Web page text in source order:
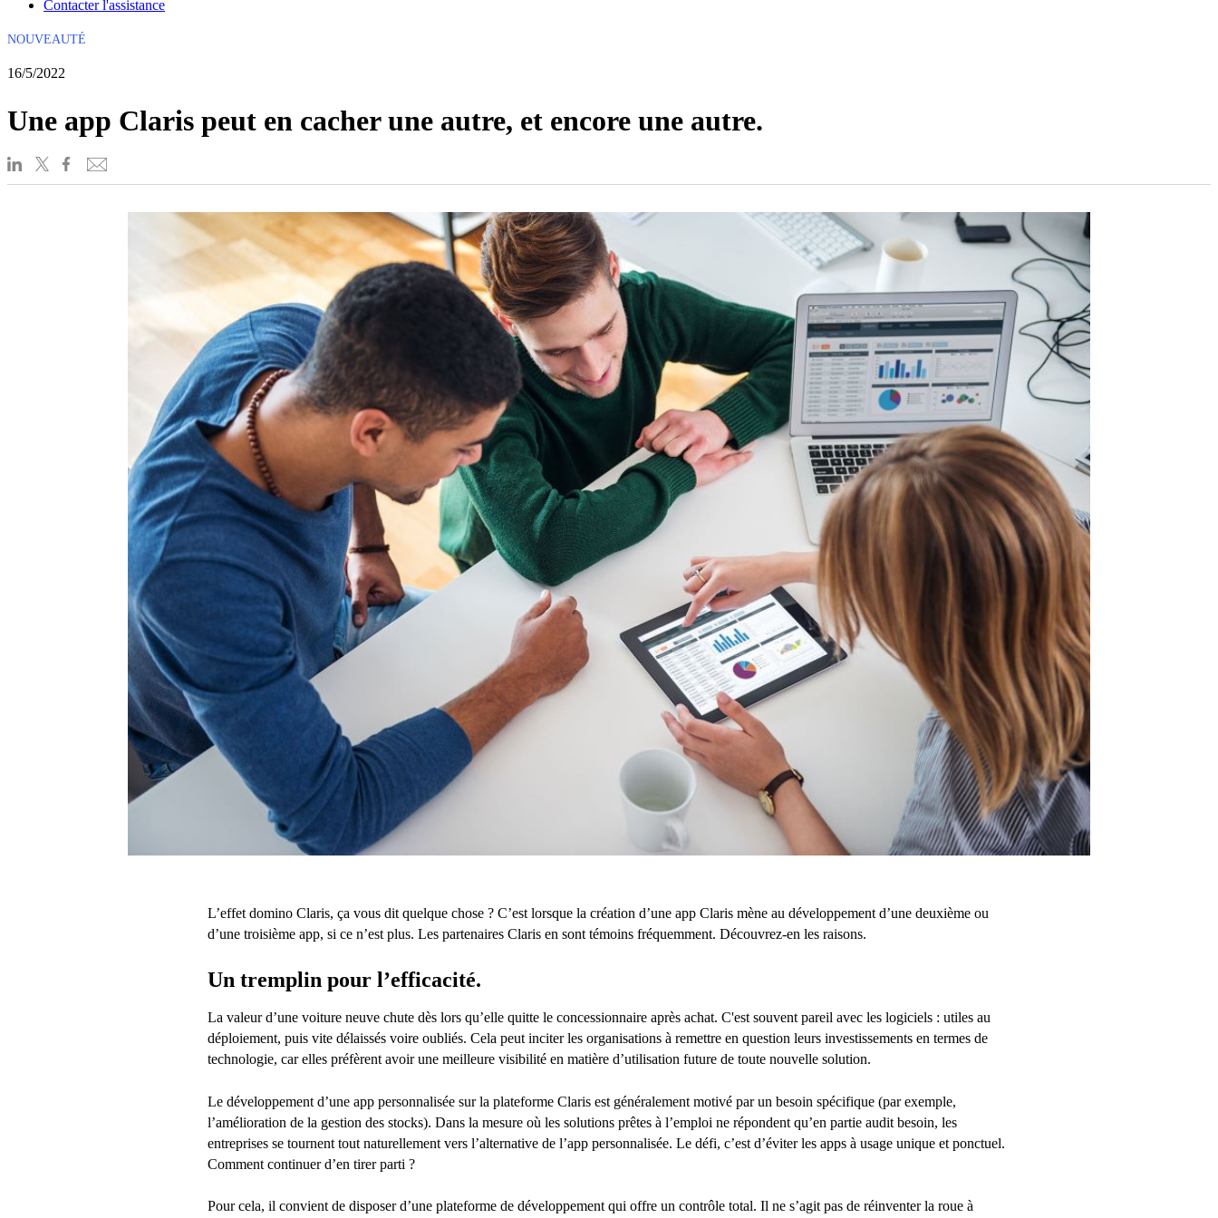
Contacter l'assistance
NOUVEAUTÉ
16/5/2022
Une app Claris peut en cacher une autre, et encore une autre.
L’effet domino Claris, ça vous dit quelque chose ? C’est lorsque la création d’une app Claris mène au développement d’une deuxième ou
d’une troisième app, si ce n’est plus. Les partenaires Claris en sont témoins fréquemment. Découvrez-en les raisons.
Un tremplin pour l’efficacité.
La valeur d’une voiture neuve chute dès lors qu’elle quitte le concessionnaire après achat. C'est souvent pareil avec les logiciels : utiles au
déploiement, puis vite délaissés voire oubliés. Cela peut inciter les organisations à remettre en question leurs investissements en termes de
technologie, car elles préfèrent avoir une meilleure visibilité en matière d’utilisation future de toute nouvelle solution.
Le développement d’une app personnalisée sur la plateforme Claris est généralement motivé par un besoin spécifique (par exemple,
l’amélioration de la gestion des stocks). Dans la mesure où les solutions prêtes à l’emploi ne répondent qu’en partie audit besoin, les
entreprises se tournent tout naturellement vers l’alternative de l’app personnalisée. Le défi, c’est d’éviter les apps à usage unique et ponctuel.
Comment continuer d’en tirer parti ?
Pour cela, il convient de disposer d’une plateforme de développement qui offre un contrôle total. Il ne s’agit pas de réinventer la roue à